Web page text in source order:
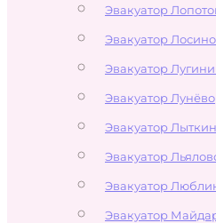
Эвакуатор
Эвакуатор
Эвакуатор
Эвакуатор Лунёво
Эвакуатор
Эвакуатор
Эвакуатор
Эвакуатор